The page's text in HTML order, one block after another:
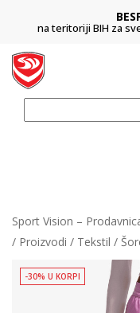
na teritoriji BIH za
Sport Vision –
Proizvodi
Tekstil
-30% U KORPI